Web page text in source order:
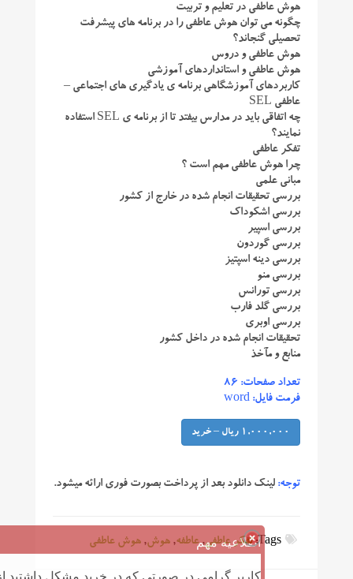
هوش عاطفی در تعلیم و تربیت
چگونه می توان هوش عاطفی را در برنامه های پیشرفت
تحصیلی گنجاند؟
هوش عاطفی و دروس
هوش عاطفی و استانداردهای آموزشی
کاربردهای آموزشگاهی برنامه ی یادگیری های اجتماعی –
عاطفی SEL
چه اتفاقی باید در مدارس بیفتد تا از برنامه ی SEL استفاده
نمایند؟
تفکر عاطفی
چرا هوش عاطفی مهم است ؟
مبانی علمی
بررسی تحقیقات انجام شده در خارج از کشور
بررسی اشکوداک
بررسی اسپیر
بررسی گوردون
بررسی دینه اسپتیز
بررسی منو
بررسی تورانس
بررسی گلد فارب
بررسی اوبری
تحقیقات انجام شده در داخل کشور
منابع و مآخذ
تعداد صفحات: ۸۶
فرمت فایل: word
1,000,000 ریال – خرید
توجه: لینک دانلود بعد از پرداخت بصورت فوری ارائه میشود.
Tags: تفکر عاطفی,عاطفه,هوش,هوش عاطفی
اطلاعیه مهم